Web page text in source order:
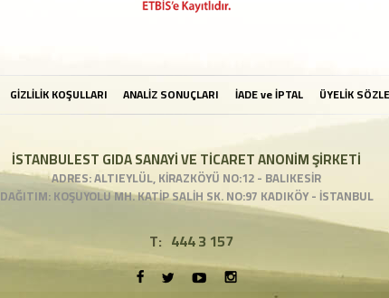
GİZLİLİK KOŞULLARI ANALİZ SONUÇLARI İADE ve İPTAL ÜYELİK
İSTANBULEST GIDA SANAYİ VE TİCARET ANONİM ŞİRKETİ
ADRES: ALTIEYLÜL, KİRAZKÖYÜ NO:12 - BALIKESİR
DAĞITIM: KOŞUYOLU MH. KATİP SALİH SK. NO:97 KADIKÖY - İSTANBUL
T: 444 3 157